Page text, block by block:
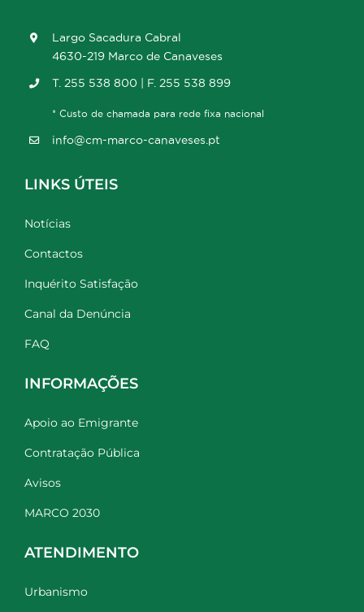
Largo Sacadura Cabral
4630-219 Marco de Canaveses
T. 255 538 800 | F. 255 538 899
* Custo de chamada para rede fixa nacional
info@cm-marco-canaveses.pt
LINKS ÚTEIS
Notícias
Contactos
Inquérito Satisfação
Canal da Denúncia
FAQ
INFORMAÇÕES
Apoio ao Emigrante
Contratação Pública
Avisos
MARCO 2030
ATENDIMENTO
Urbanismo